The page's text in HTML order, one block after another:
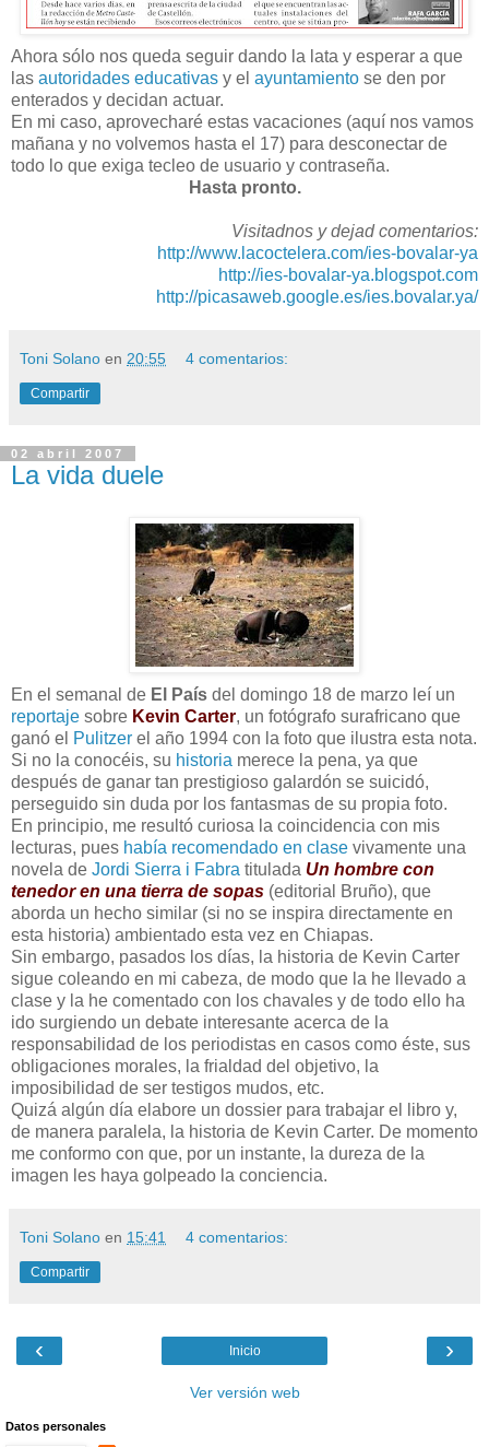
Ahora sólo nos queda seguir dando la lata y esperar a que
las autoridades educativas y el ayuntamiento se den por
enterados y decidan actuar.
En mi caso, aprovecharé estas vacaciones (aquí nos vamos
mañana y no volvemos hasta el 17) para desconectar de
todo lo que exiga tecleo de usuario y contraseña.
Hasta pronto.
Visitadnos y dejad comentarios:
http://www.lacoctelera.com/ies-bovalar-ya
http://ies-bovalar-ya.blogspot.com
http://picasaweb.google.es/ies.bovalar.ya/
Toni Solano en 20:55 4 comentarios:
Compartir
02 abril 2007
La vida duele
En el semanal de El País del domingo 18 de marzo leí un
reportaje sobre Kevin Carter, un fotógrafo surafricano que
ganó el Pulitzer el año 1994 con la foto que ilustra esta nota.
Si no la conocéis, su historia merece la pena, ya que
después de ganar tan prestigioso galardón se suicidó,
perseguido sin duda por los fantasmas de su propia foto.
En principio, me resultó curiosa la coincidencia con mis
lecturas, pues había recomendado en clase vivamente una
novela de Jordi Sierra i Fabra titulada Un hombre con
tenedor en una tierra de sopas (editorial Bruño), que
aborda un hecho similar (si no se inspira directamente en
esta historia) ambientado esta vez en Chiapas.
Sin embargo, pasados los días, la historia de Kevin Carter
sigue coleando en mi cabeza, de modo que la he llevado a
clase y la he comentado con los chavales y de todo ello ha
ido surgiendo un debate interesante acerca de la
responsabilidad de los periodistas en casos como éste, sus
obligaciones morales, la frialdad del objetivo, la
imposibilidad de ser testigos mudos, etc.
Quizá algún día elabore un dossier para trabajar el libro y,
de manera paralela, la historia de Kevin Carter. De momento
me conformo con que, por un instante, la dureza de la
imagen les haya golpeado la conciencia.
Toni Solano en 15:41 4 comentarios:
Compartir
‹ ›
Inicio
Ver versión web
Datos personales